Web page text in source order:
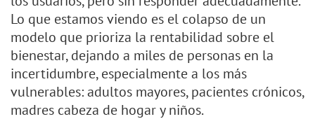
Lo que estamos viendo es el colapso de un
modelo que prioriza la rentabilidad sobre el
bienestar, dejando a miles de personas en la
incertidumbre, especialmente a los más
vulnerables: adultos mayores, pacientes crónicos,
madres cabeza de hogar y niños.